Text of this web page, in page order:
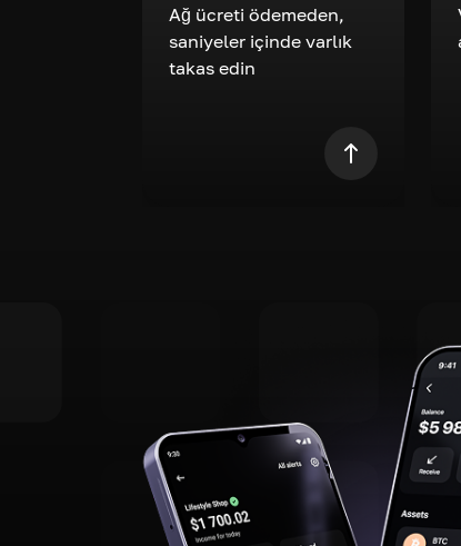
Ağ ücreti ödemeden,
saniyeler içinde varlık
takas edin